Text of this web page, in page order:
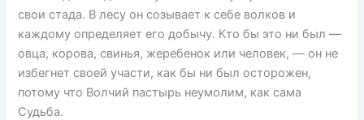
свои стада. В лесу он созывает к себе волков и
каждому определяет его добычу. Кто бы это ни был —
овца, корова, свинья, жеребенок или человек, — он не
избегнет своей участи, как бы ни был осторожен,
потому что Волчий пастырь неумолим, как сама
Судьба.